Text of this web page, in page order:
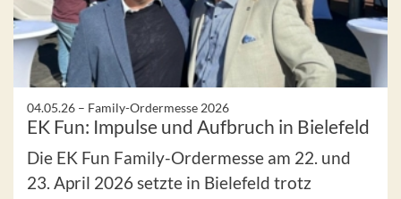
04.05.26 – Family-Ordermesse 2026
EK Fun: Impulse und Aufbruch in Bielefeld
Die EK Fun Family-Ordermesse am 22. und
23. April 2026 setzte in Bielefeld trotz